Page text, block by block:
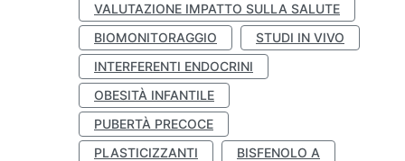
VALUTAZIONE IMPATTO SULLA SALUTE
BIOMONITORAGGIO
STUDI IN VIVO
INTERFERENTI ENDOCRINI
OBESITÀ INFANTILE
PUBERTÀ PRECOCE
PLASTICIZZANTI
BISFENOLO A